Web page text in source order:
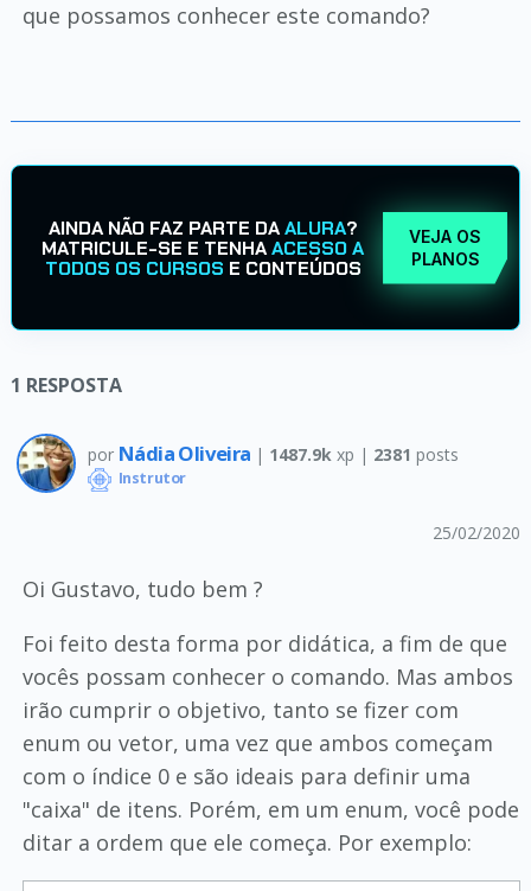
que possamos conhecer este comando?
AINDA NÃO FAZ PARTE DAALURA?
MATRICULE-SE E TENHAACESSO A
TODOS OS CURSOS E CONTEÚDOS
VEJA OS
PLANOS
1 RESPOSTA
por Nádia Oliveira | 1487.9k xp | 2381 posts
Instrutor
25/02/2020
Oi Gustavo, tudo bem ?
Foi feito desta forma por didática, a fim de que
vocês possam conhecer o comando. Mas ambos
irão cumprir o objetivo, tanto se fizer com
enum ou vetor, uma vez que ambos começam
com o índice 0 e são ideais para definir uma
"caixa" de itens. Porém, em um enum, você pode
ditar a ordem que ele começa. Por exemplo: